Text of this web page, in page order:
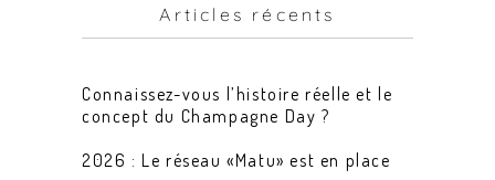
Articles récents
Connaissez-vous l’histoire réelle et le
concept du Champagne Day ?
2026 : Le réseau «Matu» est en place